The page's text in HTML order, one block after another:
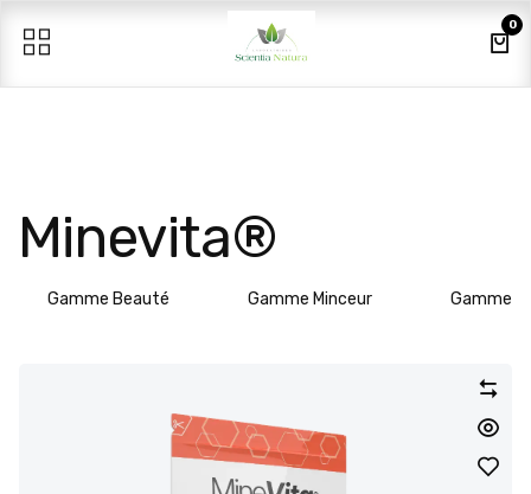
0
Minevita®
Gamme Beauté Gamme Minceur Gamme